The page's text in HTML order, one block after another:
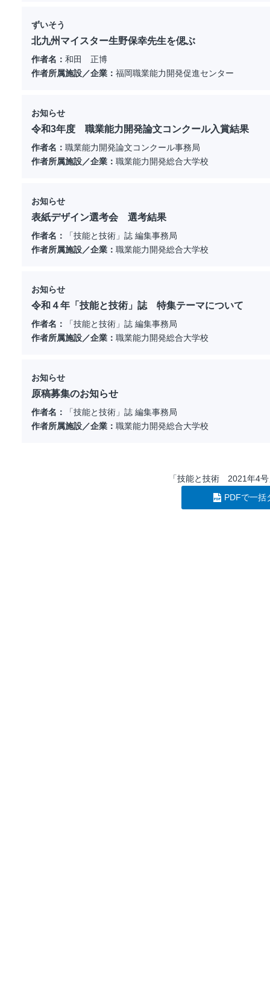
ずいそう
北九州マイスター生野保幸先生を偲ぶ
作者名： 和田 正博
作者所属施設／企業： 福岡職業能力開発促進センター
お知らせ
令和3年度 職業能力開発論文コンクール入賞結果
作者名： 職業能力開発論文コンクール事務局
作者所属施設／企業： 職業能力開発総合大学校
お知らせ
表紙デザイン選考会 選考結果
作者名：
「技能と技術」誌 編集事務局
作者所属施設／企業： 職業能力開発総合大学校
お知らせ
令和４年「技能と技術」誌 特集テーマについて
作者名：
「技能と技術」誌 編集事務局
作者所属施設／企業： 職業能力開発総合大学校
お知らせ
原稿募集のお知らせ
作者名：
「技能と技術」誌 編集事務局
作者所属施設／企業： 職業能力開発総合大学校
「技能と技術 2021年4
PDFで一括